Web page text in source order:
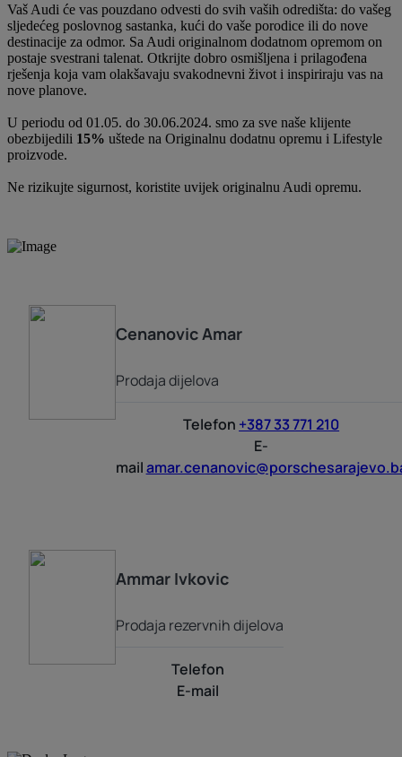
Vaš Audi će vas pouzdano odvesti do svih vaših odredišta: do vašeg
sljedećeg poslovnog sastanka, kući do vaše porodice ili do nove
destinacije za odmor. Sa Audi originalnom dodatnom opremom on
postaje svestrani talenat. Otkrijte dobro osmišljena i prilagođena
rješenja koja vam olakšavaju svakodnevni život i inspiriraju vas na
nove planove.
U periodu od 01.05. do 30.06.2024. smo za sve naše klijente
obezbijedili 15% uštede na Originalnu dodatnu opremu i Lifestyle
proizvode.
Ne rizikujte sigurnost, koristite uvijek originalnu Audi opremu.
Cenanovic Amar
Prodaja dijelova
Telefon +387 33 771 210
E-
mail
Ammar Ivkovic
Prodaja rezervnih dijelova
Telefon
E-mail